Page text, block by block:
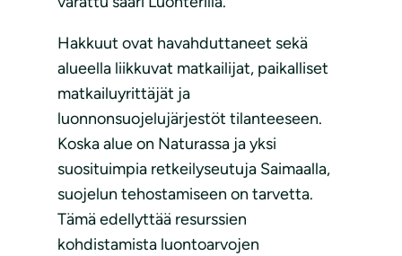
Hakkuut ovat havahduttaneet sekä
alueella liikkuvat matkailijat, paikalliset
matkailuyrittäjät ja
luonnonsuojelujärjestöt tilanteeseen.
Koska alue on Naturassa ja yksi
suosituimpia retkeilyseutuja Saimaalla,
suojelun tehostamiseen on tarvetta.
Tämä edellyttää resurssien
kohdistamista luontoarvojen